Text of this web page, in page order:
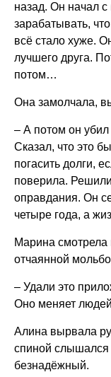
назад. Он начал с
зарабатывать,
всё стало хуже.
лучшего друга.
потом…
Она замолчала,
– А потом он убил
Сказал, что это
погасить долги,
поверила.
оправдания. Он
четыре года, а
Марина смотрела
отчаянной
– Удали это
Оно меняет
Алина вырвала
спиной
безнадёжный.